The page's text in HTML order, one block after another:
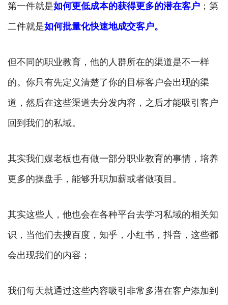
第一件就是如何更低成本的获得更多的潜在客户 ；第
二件就是如何批量化快速地成交客户。
但不同的职业教育，他的人群所在的渠道是不一样
的。你只有先定义清楚了你的目标客户会出现的渠
道，然后在这些渠道去分发内容，之后才能吸引客户
回到我们的私域。
其实我们媒老板也有做一部分职业教育的事情，培养
更多的操盘手，能够升职加薪或者做项目。
其实这些人，他也会在各种平台去学习私域的相关知
识，当他们去搜百度，知乎，小红书，抖音，这些都
会出现我们的内容；
我们每天就通过这些内容吸引非常多潜在客户添加到